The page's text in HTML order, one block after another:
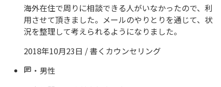
海外在住で周りに相談できる人がいなかったので、利
用させて頂きました。メールのやりとりを通じて、状
況を整理して考えられるようになりました。
2018年10月23日 /書くカウンセリング
・ 男性